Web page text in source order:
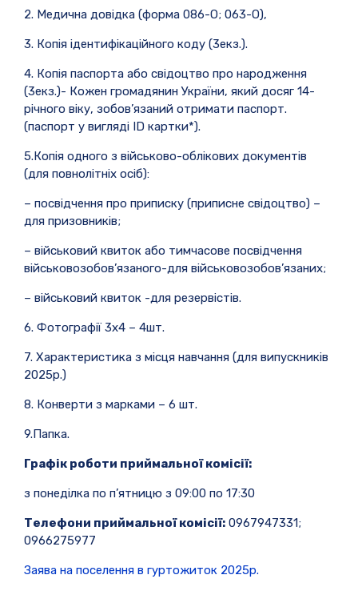
2. Медична довідка (форма 086-О; 063-О),
3. Копія ідентифікаційного коду (3екз.).
4. Копія паспорта або свідоцтво про народження
(3екз.)- Кожен громадянин України, який досяг 14-
річного віку, зобов’язаний отримати паспорт.
(паспорт у вигляді ID картки*).
5.Копія одного з військово-облікових документів
(для повнолітніх осіб):
– посвідчення про приписку (приписне свідоцтво) –
для призовників;
– військовий квиток або тимчасове посвідчення
військовозобов’язаного-для військовозобов’язаних;
– військовий квиток -для резервістів.
6. Фотографії 3х4 – 4шт.
7. Характеристика з місця навчання (для випускників
2025р.)
8. Конверти з марками – 6 шт.
9.Папка.
Графік роботи приймальної комісії:
з понеділка по п’ятницю з 09:00 по 17:30
Телефони приймальної комісії: 0967947331;
0966275977
Заява на поселення в гуртожиток 2025р.